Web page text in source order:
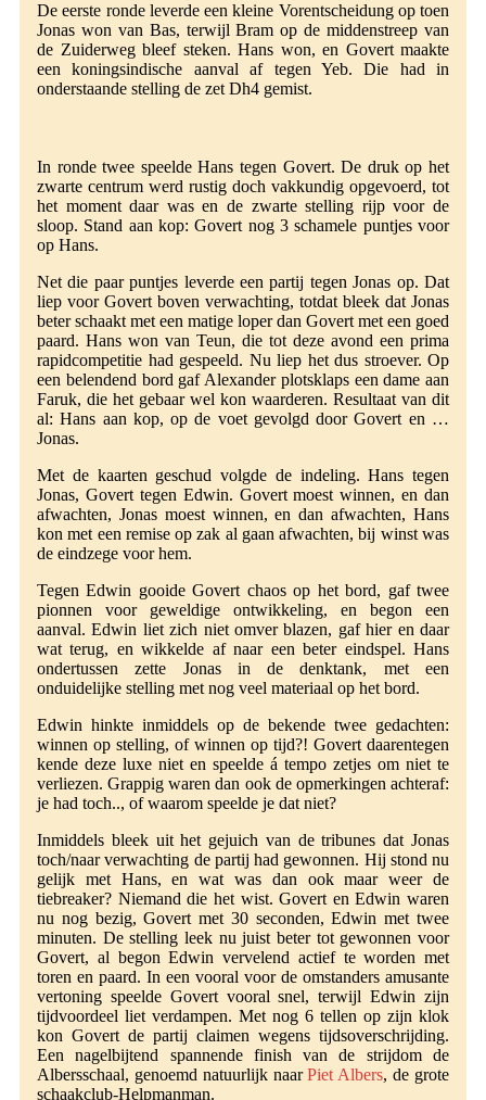
De eerste ronde leverde een kleine Vorentscheidung op toen
Jonas won van Bas, terwijl Bram op de middenstreep van
de Zuiderweg bleef steken. Hans won, en Govert maakte
een koningsindische aanval af tegen Yeb. Die had in
onderstaande stelling de zet Dh4 gemist.
In ronde twee speelde Hans tegen Govert. De druk op het
zwarte centrum werd rustig doch vakkundig opgevoerd, tot
het moment daar was en de zwarte stelling rijp voor de
sloop. Stand aan kop: Govert nog 3 schamele puntjes voor
op Hans.
Net die paar puntjes leverde een partij tegen Jonas op. Dat
liep voor Govert boven verwachting, totdat bleek dat Jonas
beter schaakt met een matige loper dan Govert met een goed
paard. Hans won van Teun, die tot deze avond een prima
rapidcompetitie had gespeeld. Nu liep het dus stroever. Op
een belendend bord gaf Alexander plotsklaps een dame aan
Faruk, die het gebaar wel kon waarderen. Resultaat van dit
al: Hans aan kop, op de voet gevolgd door Govert en …
Jonas.
Met de kaarten geschud volgde de indeling. Hans tegen
Jonas, Govert tegen Edwin. Govert moest winnen, en dan
afwachten, Jonas moest winnen, en dan afwachten, Hans
kon met een remise op zak al gaan afwachten, bij winst was
de eindzege voor hem.
Tegen Edwin gooide Govert chaos op het bord, gaf twee
pionnen voor geweldige ontwikkeling, en begon een
aanval. Edwin liet zich niet omver blazen, gaf hier en daar
wat terug, en wikkelde af naar een beter eindspel. Hans
ondertussen zette Jonas in de denktank, met een
onduidelijke stelling met nog veel materiaal op het bord.
Edwin hinkte inmiddels op de bekende twee gedachten:
winnen op stelling, of winnen op tijd?! Govert daarentegen
kende deze luxe niet en speelde á tempo zetjes om niet te
verliezen. Grappig waren dan ook de opmerkingen achteraf:
je had toch.., of waarom speelde je dat niet?
Inmiddels bleek uit het gejuich van de tribunes dat Jonas
toch/naar verwachting de partij had gewonnen. Hij stond nu
gelijk met Hans, en wat was dan ook maar weer de
tiebreaker? Niemand die het wist. Govert en Edwin waren
nu nog bezig, Govert met 30 seconden, Edwin met twee
minuten. De stelling leek nu juist beter tot gewonnen voor
Govert, al begon Edwin vervelend actief te worden met
toren en paard. In een vooral voor de omstanders amusante
vertoning speelde Govert vooral snel, terwijl Edwin zijn
tijdvoordeel liet verdampen. Met nog 6 tellen op zijn klok
kon Govert de partij claimen wegens tijdsoverschrijding.
Een nagelbijtend spannende finish van de strijdom de
Albersschaal, genoemd natuurlijk naarPiet Albers, de grote
schaakclub-Helpmanman.